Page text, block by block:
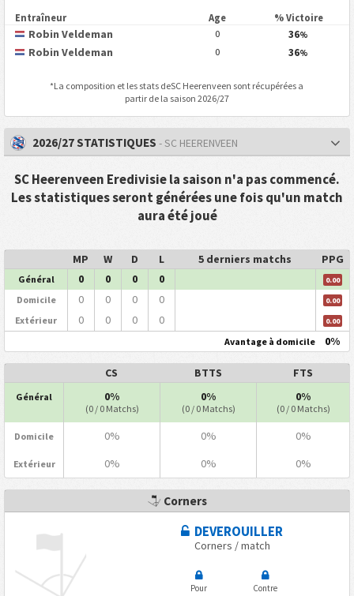
Entraîneur Age % Victoire
Robin Veldeman 0 36%
Robin Veldeman 0 36%
*La composition et les stats deSC Heerenveen sont récupérées a
partir de la saison 2026/27
2026/27 STATISTIQUES - SC HEERENVEEN
SC Heerenveen Eredivisie la saison n'a pas commencé.
Les statistiques seront générées une fois qu'un match
aura été joué
MP W D L 5 derniers matchs PPG
Général 0 0 0 0 0.00
Domicile 0 0 0 0 0.00
Extérieur 0 0 0 0 0.00
Avantage à domicile 0%
CS BTTS FTS
Général 0%
(0 / 0 Matchs)
0%
(0 / 0 Matchs)
0%
(0 / 0 Matchs)
Domicile 0% 0% 0%
Extérieur 0% 0% 0%
Corners
DEVEROUILLER
Corners / match
Pour
Contre